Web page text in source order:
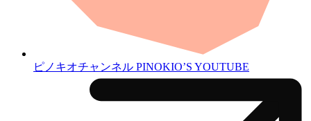
ピノキオチャンネル PINOKIO’S YOUTUBE